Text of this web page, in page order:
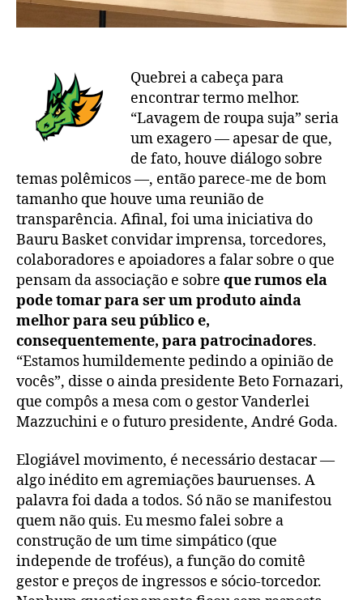
Quebrei a cabeça para
encontrar termo melhor.
“Lavagem de roupa suja” seria
um exagero — apesar de que,
de fato, houve diálogo sobre
temas polêmicos —, então parece-me de bom
tamanho que houve uma reunião de
transparência. Afinal, foi uma iniciativa do
Bauru Basket convidar imprensa, torcedores,
colaboradores e apoiadores a falar sobre o que
pensam da associação e sobre que rumos ela
pode tomar para ser um produto ainda
melhor para seu público e,
consequentemente, para patrocinadores.
“Estamos humildemente pedindo a opinião de
vocês”, disse o ainda presidente Beto Fornazari,
que compôs a mesa com o gestor Vanderlei
Mazzuchini e o futuro presidente, André Goda.
Elogiável movimento, é necessário destacar —
algo inédito em agremiações bauruenses. A
palavra foi dada a todos. Só não se manifestou
quem não quis. Eu mesmo falei sobre a
construção de um time simpático (que
independe de troféus), a função do comitê
gestor e preços de ingressos e sócio-torcedor.